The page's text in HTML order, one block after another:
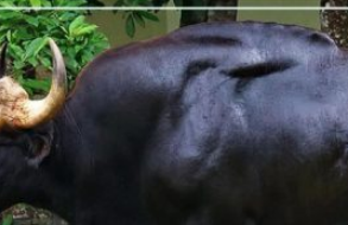
благополучия
в
доме